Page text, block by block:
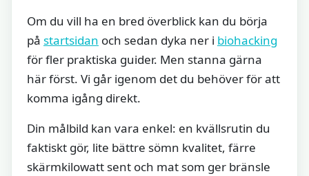
Om du vill ha en bred överblick kan du börja
på startsidan och sedan dyka ner i biohacking
för fler praktiska guider. Men stanna gärna
här först. Vi går igenom det du behöver för att
komma igång direkt.
Din målbild kan vara enkel: en kvällsrutin du
faktiskt gör, lite bättre sömn kvalitet, färre
skärmkilowatt sent och mat som ger bränsle